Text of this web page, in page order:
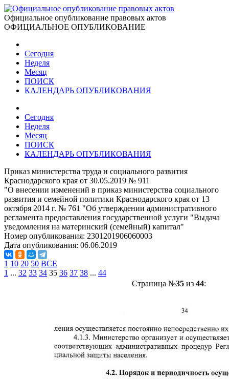
Официальное опубликование правовых актов
ОФИЦИАЛЬНОЕ ОПУБЛИКОВАНИЕ
Сегодня
Неделя
Месяц
ПОИСК
КАЛЕНДАРЬ ОПУБЛИКОВАНИЯ
Сегодня
Неделя
Месяц
ПОИСК
КАЛЕНДАРЬ ОПУБЛИКОВАНИЯ
Приказ министерства труда и социального развития
Краснодарского края от 30.05.2019 № 911
"О внесении изменений в приказ министерства социального
развития и семейной политики Краснодарского края от 13
октября 2014 г. № 761 "Об утверждении административного
регламента предоставления государственной услуги "Выдача
уведомления на материнский (семейный) капитал"
Номер опубликования: 2301201906060003
Дата опубликования: 06.06.2019
1 10 20 50 ВСЕ
1 ... 32 33 34 35 36 37 38 ... 44
Страница №35 из 44: